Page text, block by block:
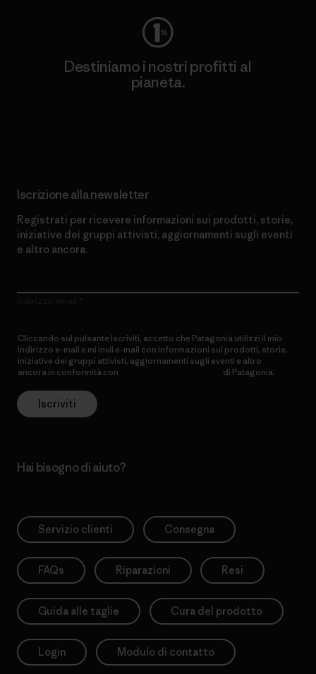
Destiniamo i nostri profitti al
pianeta.
Iscrizione alla newsletter
Registrati per ricevere informazioni sui prodotti, storie,
iniziative dei gruppi attivisti, aggiornamenti sugli eventi
e altro ancora.
Cliccando sul pulsante Iscriviti, accetto che Patagonia utilizzi il mio
indirizzo e-mail e mi invii e-mail con informazioni sui prodotti, storie,
iniziative dei gruppi attivisti, aggiornamenti sugli eventi e altro
ancora in conformità con
di Patagonia.
Iscriviti
Hai bisogno di aiuto?
Servizio clienti Consegna
FAQs Riparazioni Resi
Guida alle taglie Cura del prodotto
Login Modulo di contatto